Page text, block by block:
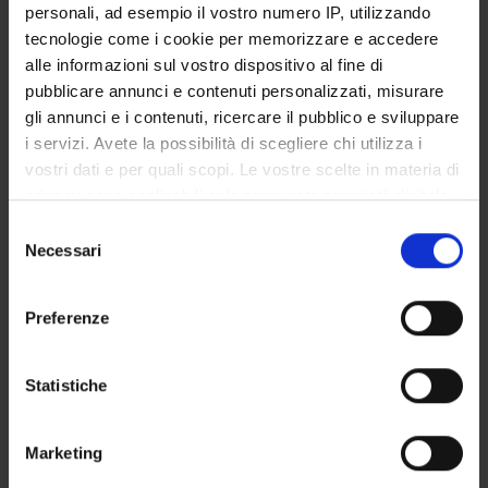
personali, ad esempio il vostro numero IP, utilizzando
tecnologie come i cookie per memorizzare e accedere
alle informazioni sul vostro dispositivo al fine di
pubblicare annunci e contenuti personalizzati, misurare
gli annunci e i contenuti, ricercare il pubblico e sviluppare
i servizi. Avete la possibilità di scegliere chi utilizza i
vostri dati e per quali scopi. Le vostre scelte in materia di
privacy sono applicabili solo su questa proprietà digitale
modificare o revocare il proprio consenso in qualsiasi
momento dalla Dichiarazione sui cookie o facendo clic
raccogliere informazioni sulla tua posizione
geografica, con un'approssimazione di qualche
Identificare il tuo dispositivo, scansionandolo
delNecessari
Preferenze
Statistiche
Marketing
Graziano Pravadelli
Professore ordinario (Dipartimento Ingegneria per la
medicina di innovazione)
Nicola Sansonetto
Professore associato (Dipartimento Informatica)
Tiziano Villa
Professore a contratto (Dipartimento Informatica)
COMPETENZE
AREE DI RICERCA